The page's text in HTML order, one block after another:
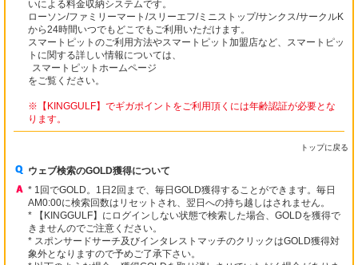
いによる料金収納システムです。
ローソン/ファミリーマート/スリーエフ/ミニストップ/サンクス/サークルK
から24時間いつでもどこでもご利用いただけます。
スマートピットのご利用方法やスマートピット加盟店など、スマートピッ
トに関する詳しい情報については、
スマートピットホームページ
をご覧ください。
※【KINGGULF】でギガポイントをご利用頂くには年齢認証が必要とな
ります。
トップに戻る
ウェブ検索のGOLD獲得について
* 1回でGOLD。1日2回まで、毎日GOLD獲得することができます。毎日
AM0:00に検索回数はリセットされ、翌日への持ち越しはされません。
* 【KINGGULF】にログインしない状態で検索した場合、GOLDを獲得で
きませんのでご注意ください。
* スポンサードサーチ及びインタレストマッチのクリックはGOLD獲得対
象外となりますので予めご了承下さい。